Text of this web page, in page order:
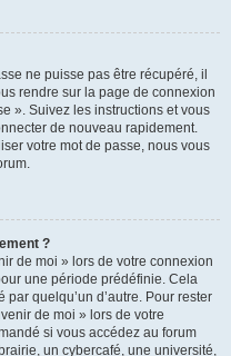
ne puisse pas être récupéré, il
rendre sur la page de connexion
». Suivez les instructions et vous
de nouveau rapidement.
votre mot de passe, nous vous
?
de moi » lors de votre connexion
une période prédéfinie. Cela
quelqu’un d’autre. Pour rester
de moi » lors de votre
si vous accédez au forum
un cybercafé, une université,